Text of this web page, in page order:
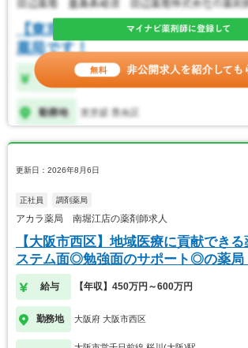
更新日：2026年8月6日
正社員 調剤薬局
アカラ薬局 南堀江店の薬剤師求人
【大阪市西区】地域医療に貢献でき
ステム面◎勉強面のサポート◎の薬局
給与 【年収】450万円～600万円
勤務地 大阪府 大阪市西区